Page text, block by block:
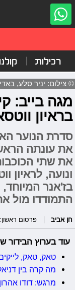
רכילות
© צילום: יניר סלע,
מגה בייב:
בראיון
סדרת הנוער
את עונתה
את שתי
ונועה, לראיון
בז'אנר המיוחד,
התמודדו מול
חן אביב פרסום ראשון: 24/07/2018, 15:00
עוד בערוץ הבידור
טאק, טאק,
מה קרה בין
מרגש: דודו